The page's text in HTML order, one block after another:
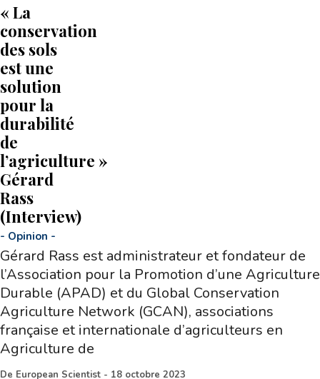
« La
conservation
des sols
est une
solution
pour la
durabilité
de
l’agriculture »
Gérard
Rass
(Interview)
- Opinion -
Gérard Rass est administrateur et fondateur de
l’Association pour la Promotion d’une Agriculture
Durable (APAD) et du Global Conservation
Agriculture Network (GCAN), associations
française et internationale d’agriculteurs en
Agriculture de
De European Scientist - 18 octobre 2023